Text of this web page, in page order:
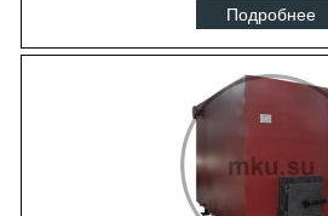
Подробнее